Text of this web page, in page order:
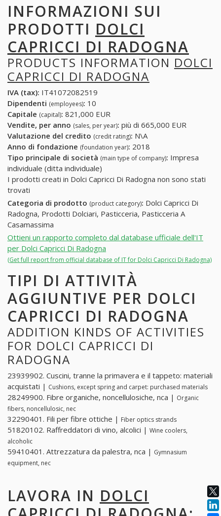
INFORMAZIONI SUI
PRODOTTI DOLCI
CAPRICCI DI RADOGNA
PRODUCTS INFORMATION DOLCI
CAPRICCI DI RADOGNA
IVA (tax): IT41072082519
Dipendenti (employees): 10
Capitale (capital): 821,000 EUR
Vendite, per anno (sales, per year): più di 665,000 EUR
Valutazione del credito (credit rating): N\A
Anno di fondazione (foundation year): 2018
Tipo principale di società (main type of company): Impresa
individuale (ditta individuale)
I prodotti creati in Dolci Capricci Di Radogna non sono stati
trovati
Categoria di prodotto (product category): Dolci Capricci Di
Radogna, Prodotti Dolciari, Pasticceria, Pasticceria A
Casamassima
Ottieni un rapporto completo dal database ufficiale dell'IT
per Dolci Capricci Di Radogna
(Get full report from official database of IT for Dolci Capricci Di Radogna)
TIPI DI ATTIVITÀ
AGGIUNTIVE PER DOLCI
CAPRICCI DI RADOGNA
ADDITION KINDS OF ACTIVITIES
FOR DOLCI CAPRICCI DI
RADOGNA
23939902. Cuscini, tranne la primavera e il tappeto: materiali
acquistati | Cushions, except spring and carpet: purchased materials
28249900. Fibre organiche, noncellulosiche, nca | Organic
fibers, noncellulosic, nec
32290401. Fili per fibre ottiche | Fiber optics strands
51820102. Raffreddatori di vino, alcolici | Wine coolers,
alcoholic
59410401. Attrezzatura da palestra, nca | Gymnasium
equipment, nec
LAVORA IN DOLCI